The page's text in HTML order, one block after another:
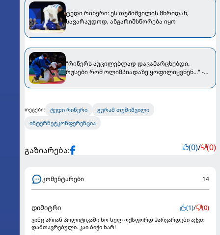
ტედი რინერი: ეს თუშიშვილის მხრიდან,
სავარაუდოდ, ანგარიშსწორება იყო
"რინერს აუცილებლად დავამარცხებდი.
რუსები რომ ოლიმპიადაზე ყოფილიყვნენ..." -
თეგები: ტედი რინერი
გურამ თუშიშვილი
ინტერნეტკონფერენცია
გაზიარება: (0)/ (0)
კომენტარები 14
დიმიტრი (1)/ (0)
ვინც არიან პოლიტიკაში ხო სულ ოქსფორდ ჰარვარდები აქვთ
დამთავრებული. კაი ბიჭი ხარ!